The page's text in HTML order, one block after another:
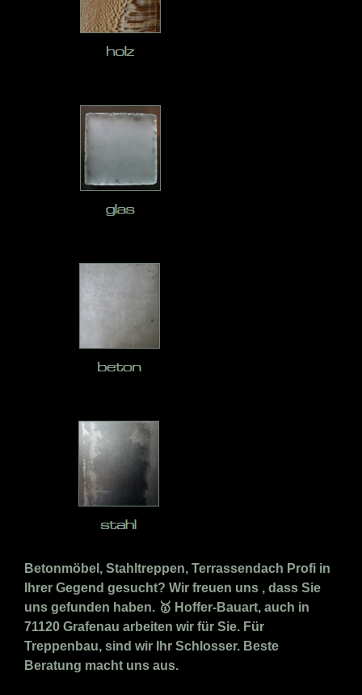
Betonmöbel, Stahltreppen, Terrassendach Profi in
Ihrer Gegend gesucht? Wir freuen uns , dass Sie
uns gefunden haben. 🥇 Hoffer-Bauart, auch in
71120 Grafenau arbeiten wir für Sie. Für
Treppenbau, sind wir Ihr Schlosser. Beste
Beratung macht uns aus.